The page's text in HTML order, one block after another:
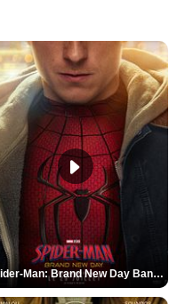
Spider-Man: Brand New Day Bande-annonce VO STFR